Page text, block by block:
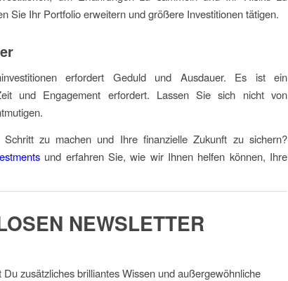
Sie Ihr Portfolio erweitern und größere Investitionen tätigen.
erfordert Geduld und Ausdauer. Es ist ein
und Engagement erfordert. Lassen Sie sich nicht von
zu machen und Ihre finanzielle Zukunft zu sichern?
und erfahren Sie, wie wir Ihnen helfen können, Ihre
NEWSLETTER
zusätzliches brilliantes Wissen und außergewöhnliche